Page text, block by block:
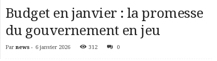
Budget en janvier : la promesse
du gouvernement en jeu
Par news - 6 janvier 2026 312 0